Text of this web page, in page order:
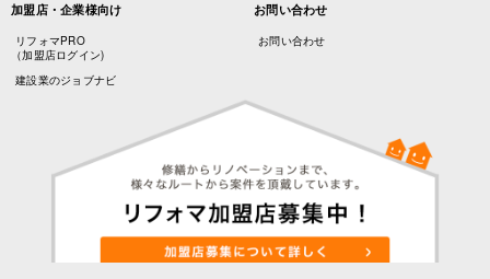
加盟店・企業様向け
リフォマPRO
（加盟店ログイン)
建設業のジョブナビ
お問い合わせ
お問い合わせ